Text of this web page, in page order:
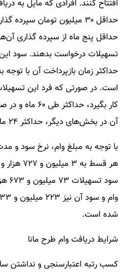
افتتاح کنند. افرادی که مایل به
حداقل ۳۰ میلیون تومان
حداقل پنج ماه از سپرده گذاری آن‌ها
حداکثر زمان بازپرداخت آن با توجه
است. در صورتی که فرد این
کار بگیرد،
آن در بخش‌های دیگر، حداکثر ۲۴ ماه امکان تسویه آن را دارند.
با توجه به مبلغ وام، نرخ سود و
شده است.
شرایط دریافت وام طرح مانا
کسب رتبه اعتبارسنجی و نداشتن